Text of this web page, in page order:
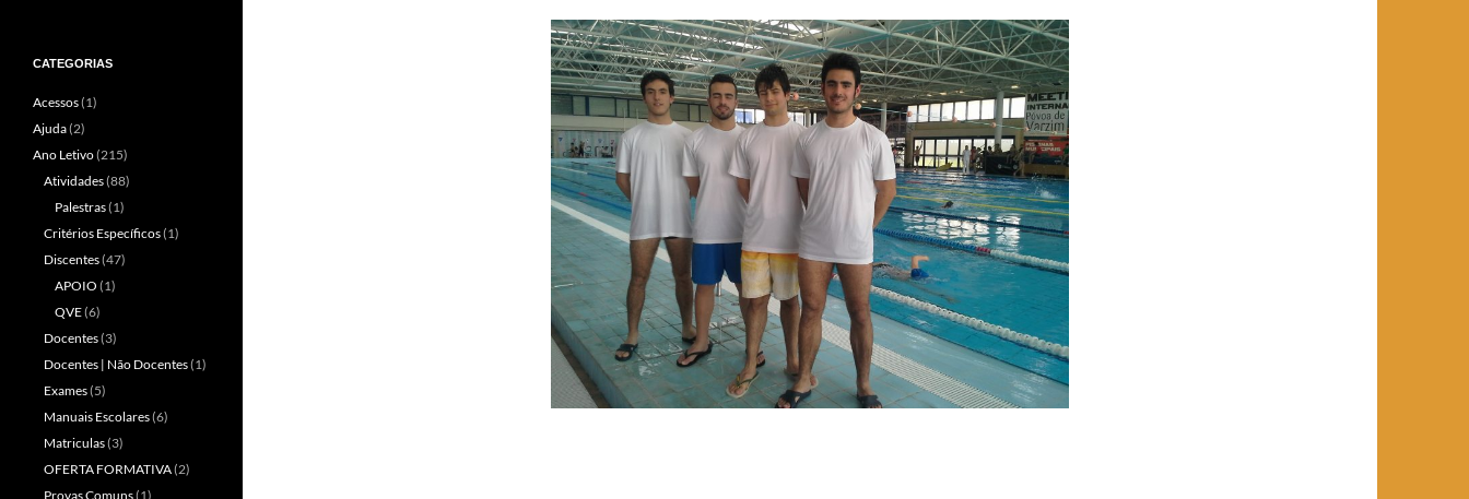
CATEGORIAS
Acessos(1)
Ajuda(2)
Ano Letivo(215)
Atividades(88)
Palestras(1)
Critérios Específicos(1)
Discentes(47)
APOIO (1)
QVE(6)
Docentes(3)
Docentes | Não Docentes(1)
Exames(5)
Manuais Escolares(6)
Matriculas(3)
OFERTA FORMATIVA(2)
Provas Comuns(1)